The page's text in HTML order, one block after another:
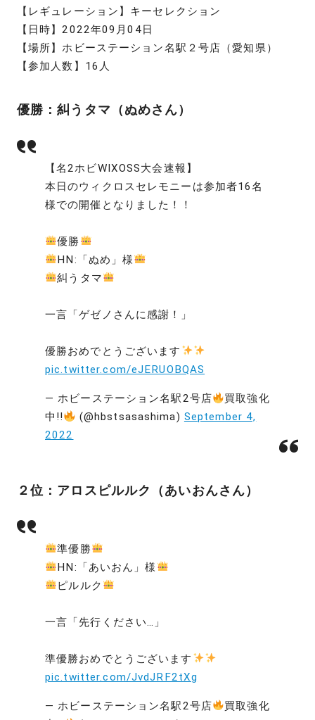
【レギュレーション】キーセレクション
【日時】2022年09月04日
【場所】ホビーステーション名駅２号店（愛知県）
【参加人数】16人
優勝：糾うタマ（ぬめさん）
【名2ホビWIXOSS大会速報】
本日のウィクロスセレモニーは参加者16名
様での開催となりました！！
優勝
HN:「ぬめ」様
糾うタマ
一言「ゲゼノさんに感謝！」
優勝おめでとうございます
pic.twitter.com/eJERUOBQAS
— ホビーステーション名駅2号店
買取強化
中!!
(@hbstsasashima) September 4,
2022
２位：アロスピルルク（あいおんさん）
準優勝
HN:「あいおん」様
ピルルク
一言「先行ください…」
準優勝おめでとうございます
pic.twitter.com/JvdJRF2tXg
— ホビーステーション名駅2号店
買取強化